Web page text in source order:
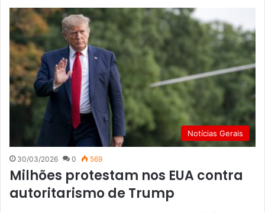
Notícias Gerais
30/03/2026 0 569
Milhões protestam nos EUA contra
autoritarismo de Trump